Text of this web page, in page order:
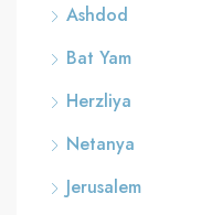
Ashdod
Bat Yam
Herzliya
Netanya
Jerusalem